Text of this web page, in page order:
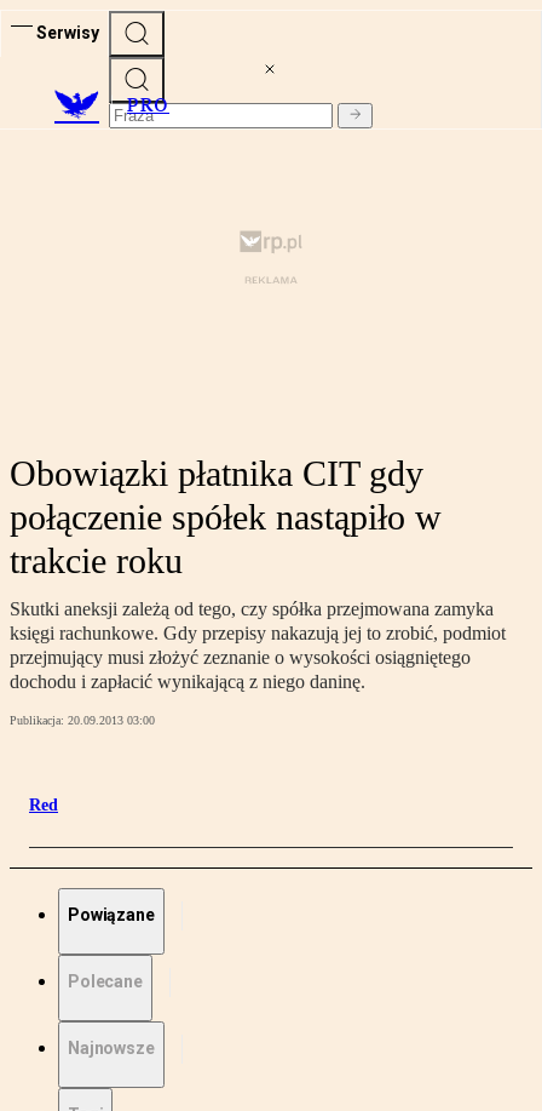
Serwisy
PRO
Obowiązki płatnika CIT gdy
połączenie spółek nastąpiło w
trakcie roku
Skutki aneksji zależą od tego, czy spółka przejmowana zamyka
księgi rachunkowe. Gdy przepisy nakazują jej to zrobić, podmiot
przejmujący musi złożyć zeznanie o wysokości osiągniętego
dochodu i zapłacić wynikającą z niego daninę.
Publikacja: 20.09.2013 03:00
Red
Powiązane
Polecane
Najnowsze